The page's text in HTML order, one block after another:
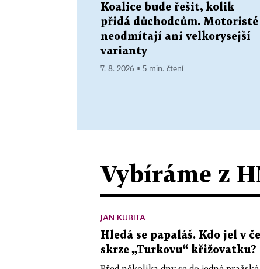
Koalice bude řešit, kolik
přidá důchodcům. Motoristé
neodmítají ani velkorysejší
varianty
7. 8. 2026 ▪ 5 min. čtení
Vybíráme z
JAN KUBITA
Hledá se papaláš. Kdo jel v
skrze „Turkovu“ křižovatku?